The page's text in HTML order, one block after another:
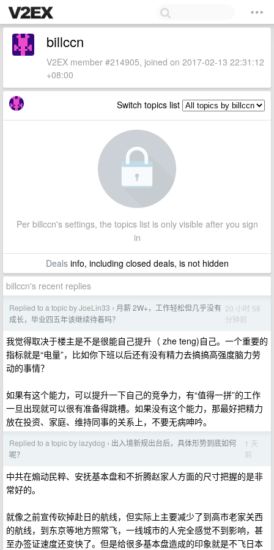
billccn
V2EX member #214905, joined on 2017-02-13 22:31:12
+08:00
Switch topics list
Per billccn's settings, the topics list is only visible after you sign
in
Dealsinfo, including closed deals, is not hidden
billccn's recent replies
Replied to a topic by JoeLin33 › 月薪 2W+，工作轻松但几乎没有
成长，毕业四五年该继续待着吗？
20 小时 58
分钟前
我觉得取决于楼主是不是很能自己提升（ zhe teng)自己。一个重要的
指标就是“电量”，比如你下班以后还有没有精力去搞搞高强度脑力劳
动的事情？
如果有这个能力，可以提升一下自己的竞争力，有“值得一拼”的工作
一旦出现就可以很有准备得跳槽。如果没有这个能力，那最好把精力
放在投资、家庭、维持同事的关系上，不要无病呻吟。
Replied to a topic by lazydog › 出入境新规出台后，具体形势到底如何
呢？
1 天
前
中共在煽动民粹、安抚基本盘和不折腾赵家人方面的尺寸把握的是非
常好的。
就像之前宣传砍掉赴日的航线，但实际上主要减少了到高市老家关西
的航线，到东京等地方照常飞，一线城市的人完全感觉不到影响，甚
至办签证速度还变快了。但是给很多基本盘造成的印象就是不飞日本